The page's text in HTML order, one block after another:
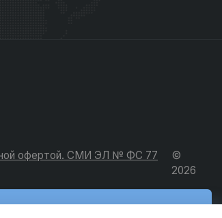
офертой. СМИ ЭЛ № ФС 77
©
2026